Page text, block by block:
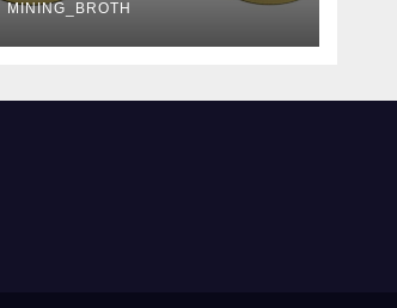
руководство
MINING_BROTH